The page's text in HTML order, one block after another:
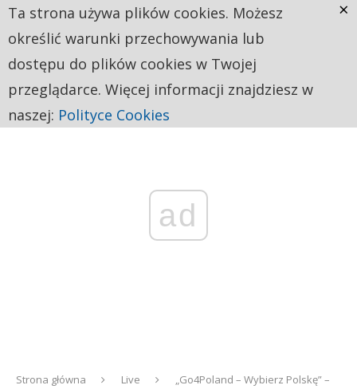
ad
Strona główna Live
„Go4Poland – Wybierz Polskę” –
Ta strona używa plików cookies. Możesz
określić warunki przechowywania lub
dostępu do plików cookies w Twojej
przeglądarce. Więcej informacji znajdziesz w
naszej: Polityce Cookies
×